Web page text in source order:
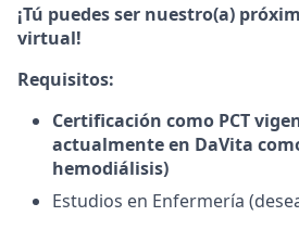
¡Tú puedes ser nuestro(a)
virtual!
Requisitos:
Certificación como PCT
actualmente en DaVita
hemodiálisis)
Estudios en Enfermería